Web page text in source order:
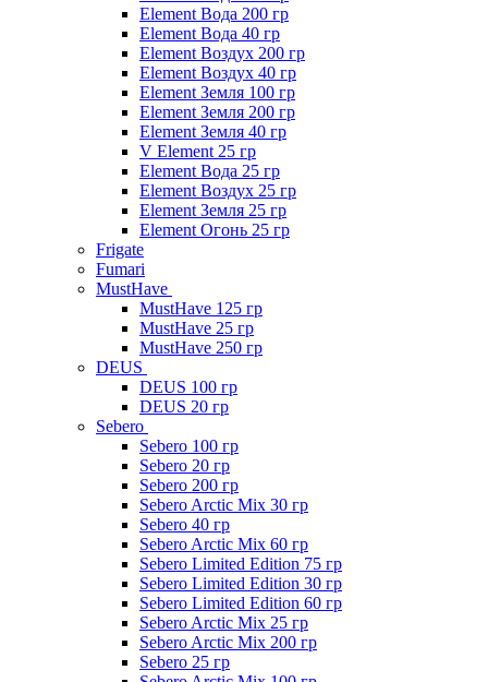
Element Вода 200 гр
Element Вода 40 гр
Element Воздух 200 гр
Element Воздух 40 гр
Element Земля 100 гр
Element Земля 200 гр
Element Земля 40 гр
V Element 25 гр
Element Вода 25 гр
Element Воздух 25 гр
Element Земля 25 гр
Element Огонь 25 гр
Frigate
Fumari
MustHave
MustHave 125 гр
MustHave 25 гр
MustHave 250 гр
DEUS
DEUS 100 гр
DEUS 20 гр
Sebero
Sebero 100 гр
Sebero 20 гр
Sebero 200 гр
Sebero Arctic Mix 30 гр
Sebero 40 гр
Sebero Arctic Mix 60 гр
Sebero Limited Edition 75 гр
Sebero Limited Edition 30 гр
Sebero Limited Edition 60 гр
Sebero Arctic Mix 25 гр
Sebero Arctic Mix 200 гр
Sebero 25 гр